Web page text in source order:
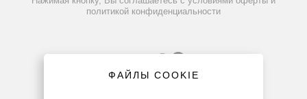
политикой конфиденциальности
ФАЙЛЫ COOKIE